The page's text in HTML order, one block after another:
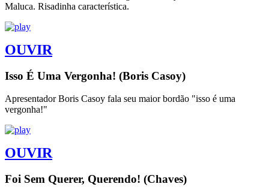
Maluca. Risadinha característica.
OUVIR
Isso É Uma Vergonha! (Boris Casoy)
Apresentador Boris Casoy fala seu maior bordão "isso é uma
vergonha!"
OUVIR
Foi Sem Querer, Querendo! (Chaves)